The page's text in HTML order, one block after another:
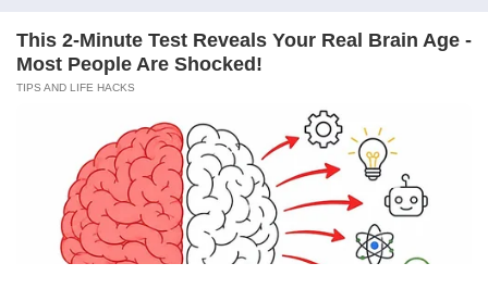
Kabarbaru.co menyajikan berita aktual dan
Follow Kabarbaru